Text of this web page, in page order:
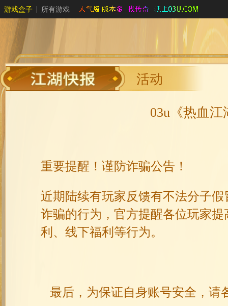
游戏盒子 所有游戏
活动
03u《热血
重要提醒！谨防诈骗公告！
近期陆续有玩家反馈有不法分子
诈骗的行为，官方提醒各位玩家
利、线下福利等行为。
最后，为保证自身账号安全，请